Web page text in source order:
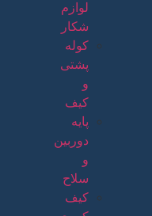
لوازم
شکار
کوله
پشتی
و
کیف
پایه
دوربین
و
سلاح
کیف